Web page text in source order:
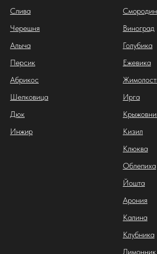
Слива
Черешня
Алыча
Персик
Абрикос
Шелковица
Дюк
Инжир
Виноград
Голубика
Ежевика
Ирга
Кизил
Клюква
Облепиха
Йошта
Арония
Калина
Клубника
Лимонник